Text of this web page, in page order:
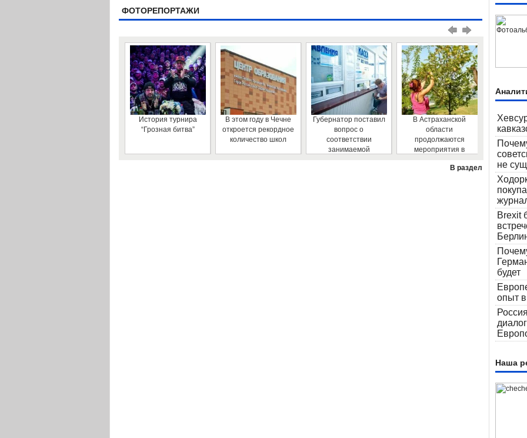
ФОТОРЕПОРТАЖИ
История турнира
“Грозная битва”
В этом году в Чечне
откроется рекордное
количество школ
Губернатор поставил
вопрос о
соответствии
занимаемой
В Астраханской
области
продолжаются
мероприятия в
Всероссийской акции
КЧР
В раздел
не
Brexit
будет
опыт
Наша